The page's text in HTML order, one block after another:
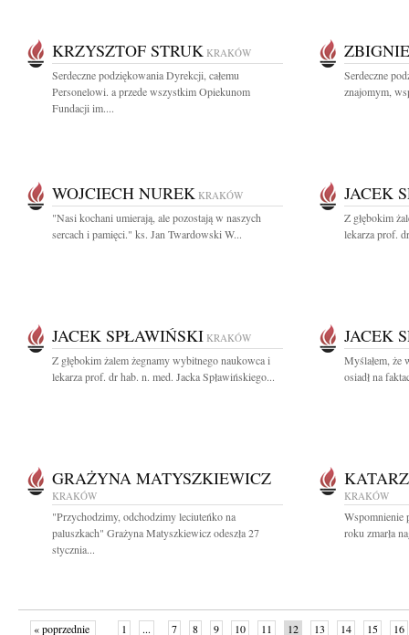
KRZYSZTOF STRUK KRAKÓW
Serdeczne podziękowania Dyrekcji, całemu
Personelowi. a przede wszystkim Opiekunom
Fundacji im....
Serdeczne
znajomym,
WOJCIECH NUREK KRAKÓW
"Nasi kochani umierają, ale pozostają w naszych
sercach i pamięci." ks. Jan Twardowski W...
JACEK
Z głębokim
lekarza prof.
JACEK SPŁAWIŃSKI KRAKÓW
Z głębokim żalem żegnamy wybitnego naukowca i
lekarza prof. dr hab. n. med. Jacka Spławińskiego...
JACEK
Myślałem, że
osiadł na
GRAŻYNA MATYSZKIEWICZ
KRAKÓW
"Przychodzimy, odchodzimy leciuteńko na
paluszkach" Grażyna Matyszkiewicz odeszła 27
stycznia...
KRAKÓW
Wspomnienie
roku zmarła
« poprzednie 1 ... 7 8 9 10 11 12 13 14 15 16